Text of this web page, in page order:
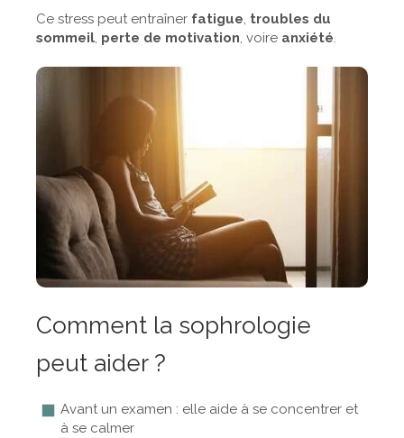
Ce stress peut entraîner fatigue troubles du
sommeil perte de motivation , voire anxiété
Comment la sophrologie
peut aider ?
Avant un examen : elle aide à se concentrer et
à se calmer